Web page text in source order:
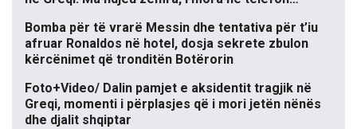
Bomba për të vrarë Messin dhe tentativa për t’iu
afruar Ronaldos në hotel, dosja sekrete zbulon
kërcënimet që tronditën Botërorin
Foto+Video/ Dalin pamjet e aksidentit tragjik në
Greqi, momenti i përplasjes që i mori jetën nënës
dhe djalit shqiptar